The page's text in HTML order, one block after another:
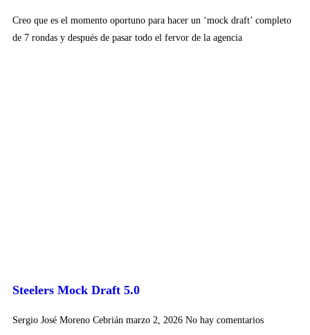
Creo que es el momento oportuno para hacer un ‘mock draft’ completo
de 7 rondas y después de pasar todo el fervor de la agencia
Steelers Mock Draft 5.0
Sergio José Moreno Cebrián marzo 2, 2026 No hay comentarios